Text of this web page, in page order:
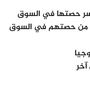
حصتها في السوق
من حصتهم في السوق